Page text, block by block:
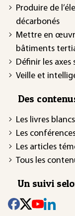
Produire de
décarbonés
Mettre en
bâtiments
Définir les
Veille et
Des
Les livres blancs
Les
Les articles
Tous les
Un suivi